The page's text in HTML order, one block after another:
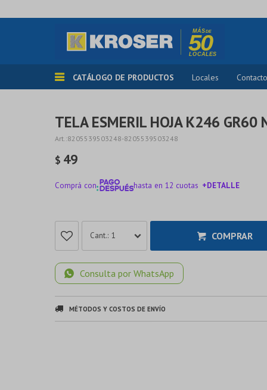
CATÁLOGO DE PRODUCTOS Locales Contacto
TELA ESMERIL HOJA K246 GR60
8205539503248-8205539503248
$ 49
Comprá con hasta en 12 cuotas +DETALLE
1 COMPRAR
Consulta por WhatsApp
MÉTODOS Y COSTOS DE ENVÍO